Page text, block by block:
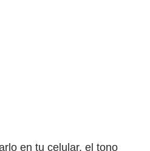
en tu celular, el tono